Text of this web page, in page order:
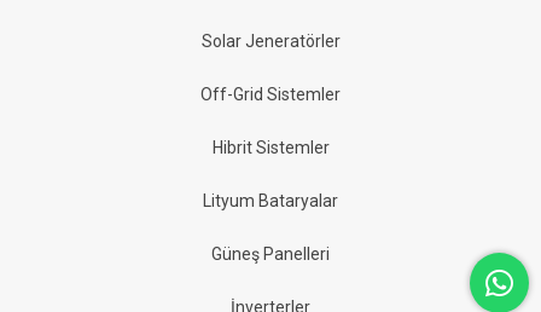
Solar Jeneratörler
Off-Grid Sistemler
Hibrit Sistemler
Lityum Bataryalar
Güneş Panelleri
İnverterler